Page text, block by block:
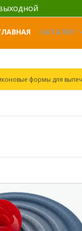
КАТАЛОГ
формы для